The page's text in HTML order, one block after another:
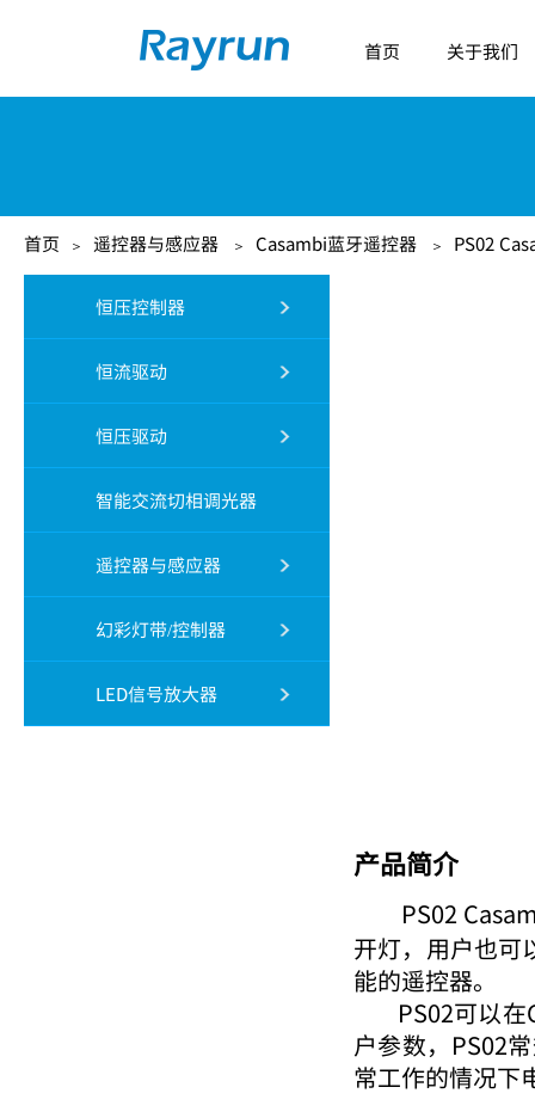
首页 关于我们
首页 ＞ 遥控器与感应器 ＞ Casambi蓝牙遥控器 ＞ PS02
产品简介
PS02
开灯，用户也可
能的遥控器。
PS02可以在
户参数，PS02
常工作的情况下
恒压控制器
恒流驱动
恒压驱动
智能交流切相调光器
遥控器与感应器
幻彩灯带/控制器
LED信号放大器